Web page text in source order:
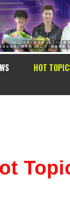
HOT